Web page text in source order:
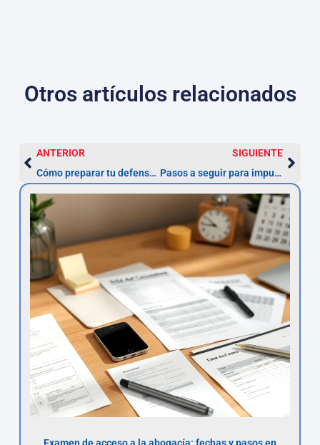
Otros artículos relacionados
ANTERIOR
Cómo preparar tu defensa ante multas ZBE: recomendaciones útiles
SIGUIENTE
Pasos a seguir para impugnar multas ZBE en Madrid: lo que necesitas saber